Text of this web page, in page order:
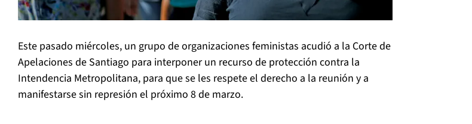
Este pasado miércoles, un grupo de organizaciones feministas acudió a la Corte de
Apelaciones de Santiago para interponer un recurso de protección contra la
Intendencia Metropolitana, para que se les respete el derecho a la reunión y a
manifestarse sin represión el próximo 8 de marzo.